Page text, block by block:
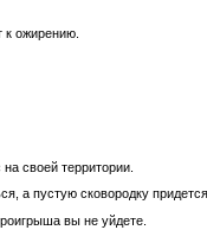
к ожирению.
своей территории.
а пустую сковородку
вы не уйдете.